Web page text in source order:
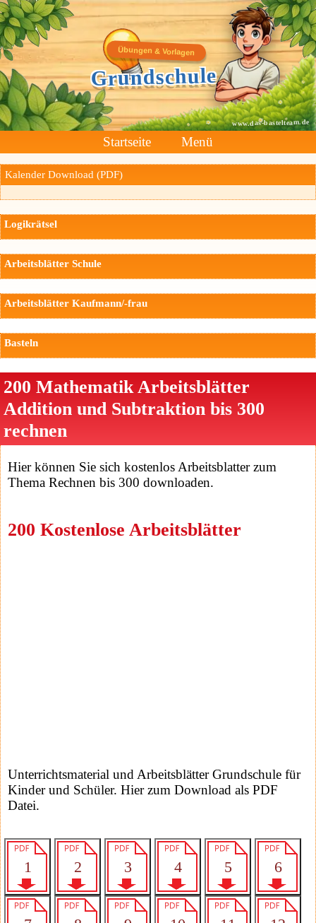
Übungen & Vorlagen
Grundschule
www.das-bastelteam.de
Startseite Menü
Kalender Download (PDF)
Logikrätsel
Arbeitsblätter Schule
Arbeitsblätter Kaufmann/-frau
Basteln
200 Mathematik Arbeitsblätter
Addition und Subtraktion bis 300
rechnen
Hier können Sie sich kostenlos Arbeitsblatter zum
Thema Rechnen bis 300 downloaden.
200 Kostenlose Arbeitsblätter
Unterrichtsmaterial und Arbeitsblätter Grundschule für
Kinder und Schüler. Hier zum Download als PDF
Datei.